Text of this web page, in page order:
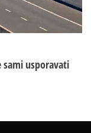
sami usporavati